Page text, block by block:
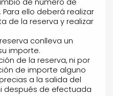
de número de
ello deberá realizar
de la reserva y realizar
conlleva un
importe.
de la reserva, ni por
de importe alguno
a la salida del
después de efectuada